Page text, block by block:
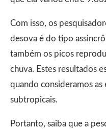
Com isso, os
desova é do tipo
também os picos
chuva. Estes resultados
quando consideramos as
subtropicais.
Portanto, saiba que a